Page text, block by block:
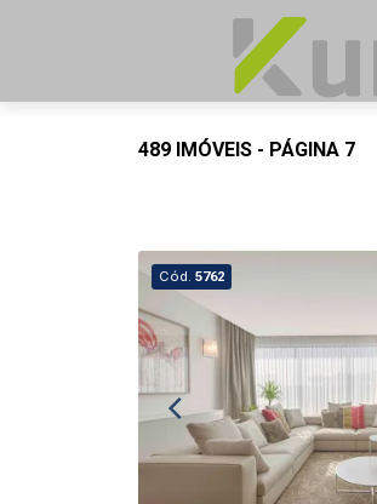
489 IMÓVEIS - PÁGINA 7
Cód. 5762